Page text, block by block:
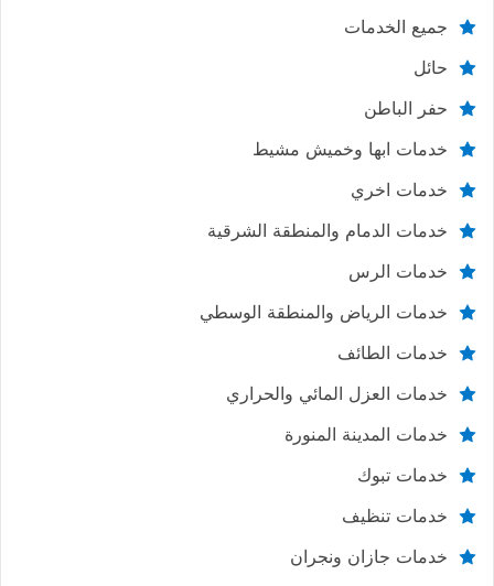
جميع الخدمات
حائل
حفر الباطن
خدمات ابها وخميش مشيط
خدمات اخري
خدمات الدمام والمنطقة الشرقية
خدمات الرس
خدمات الرياض والمنطقة الوسطي
خدمات الطائف
خدمات العزل المائي والحراري
خدمات المدينة المنورة
خدمات تبوك
خدمات تنظيف
خدمات جازان ونجران